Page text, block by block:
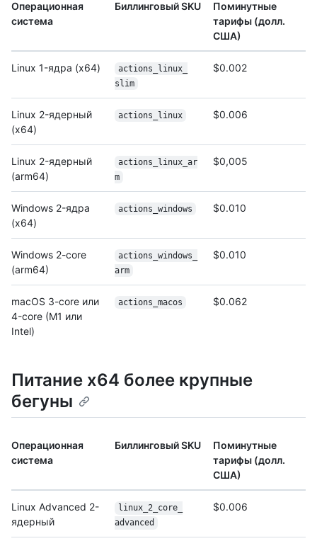
Операционная
система
Биллинговый SKU
Поминутные
тарифы (долл.
США)
Linux 1-ядра (x64)
actions_linux_
slim
$0.002
Linux 2-ядерный
(x64)
actions_linux $0.006
Linux 2-ядерный
(arm64)
actions_linux_ar
m
$0,005
Windows 2-ядра
(x64)
actions_windows $0.010
Windows 2-core
(arm64)
actions_windows_
arm
$0.010
macOS 3-core или
4-core (M1 или
Intel)
actions_macos $0.062
Питание x64 более крупные
бегуны
Операционная
система
Биллинговый SKU
Поминутные
тарифы (долл.
США)
Linux Advanced 2-
ядерный
linux_2_core_
advanced
$0.006